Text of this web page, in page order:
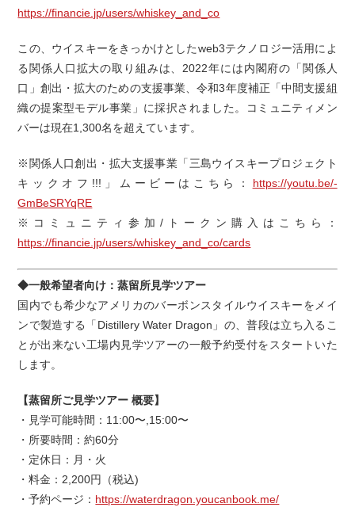
https://financie.jp/users/whiskey_and_co
この、ウイスキーをきっかけとしたweb3テクノロジー活用によ
る関係人口拡大の取り組みは、2022年には内閣府の「関係人
口」創出・拡大のための支援事業、令和3年度補正「中間支援組
織の提案型モデル事業」に採択されました。コミュニティメン
バーは現在1,300名を超えています。
※関係人口創出・拡大支援事業「三島ウイスキープロジェクト
キックオフ!!!」ムービーはこちら： https://youtu.be/-
GmBeSRYqRE
※コミュニティ参加/トークン購入はこちら：
https://financie.jp/users/whiskey_and_co/cards
◆一般希望者向け：蒸留所見学ツアー
国内でも希少なアメリカのバーボンスタイルウイスキーをメイ
ンで製造する「Distillery Water Dragon」の、普段は立ち入るこ
とが出来ない工場内見学ツアーの一般予約受付をスタートいた
します。
【蒸留所ご見学ツアー 概要】
・見学可能時間：11:00〜,15:00〜
・所要時間：約60分
・定休日：月・火
・料金：2,200円（税込)
・予約ページ： https://waterdragon.youcanbook.me/